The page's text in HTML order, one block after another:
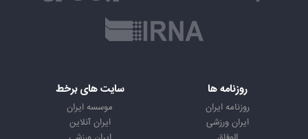
روزنامه ها
روزنامه ایران
ایران ورزشی
سایت های برخط
موسسه ایران
ایران آنلاین